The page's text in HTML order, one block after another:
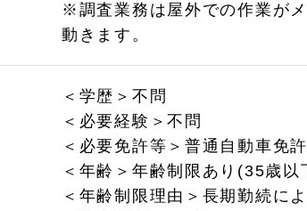
※調査業務は屋外での作業が
動きます。
＜学歴＞不問
＜必要経験＞不問
＜必要免許等＞普通自動車免
＜年齢＞年齢制限あり(35歳以
＜年齢制限理由＞長期勤続に